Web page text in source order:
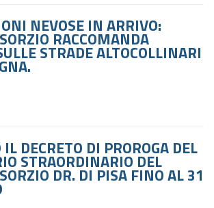
NEVOSE IN ARRIVO:
RACCOMANDA
STRADE ALTOCOLLINARI
DECRETO DI PROROGA DEL
STRAORDINARIO DEL
DR. DI PISA FINO AL 31